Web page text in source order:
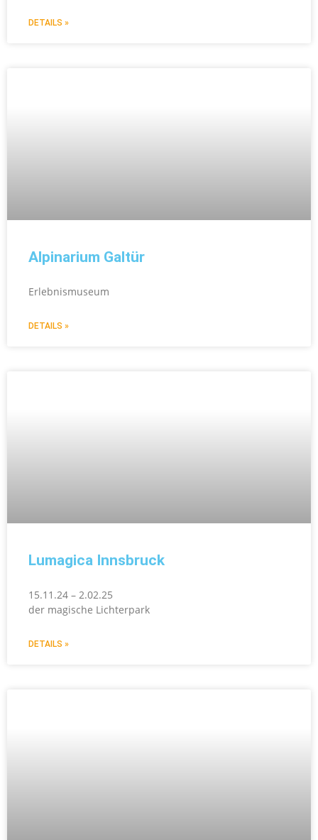
DETAILS »
Alpinarium Galtür
Erlebnismuseum
DETAILS »
Lumagica Innsbruck
15.11.24 – 2.02.25
der magische Lichterpark
DETAILS »